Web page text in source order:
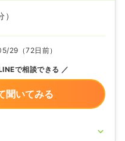
29（72日前）
で相談できる
聞いてみる